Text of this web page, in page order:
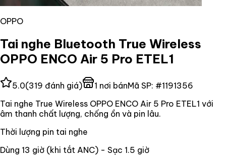
OPPO
Tai nghe Bluetooth True Wireless
OPPO ENCO Air 5 Pro ETEL1
5.0(319 đánh giá) 1 nơi bánMã SP: #1191356
Tai nghe True Wireless OPPO ENCO Air 5 Pro ETEL1 với
âm thanh chất lượng, chống ồn và pin lâu.
Thời lượng pin tai nghe
Dùng 13 giờ (khi tắt ANC) - Sạc 1.5 giờ